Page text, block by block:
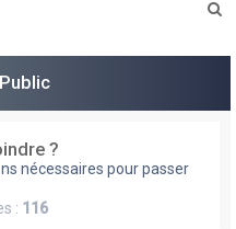
?
nécessaires pour passer
: 116